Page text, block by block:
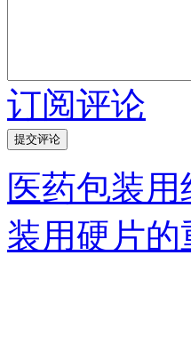
订阅评论
医药包装
装用硬片